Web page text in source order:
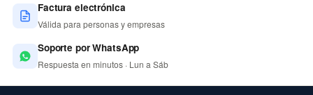
Factura electrónica
Válida para personas y empresas
Soporte por WhatsApp
Respuesta en minutos · Lun a Sáb